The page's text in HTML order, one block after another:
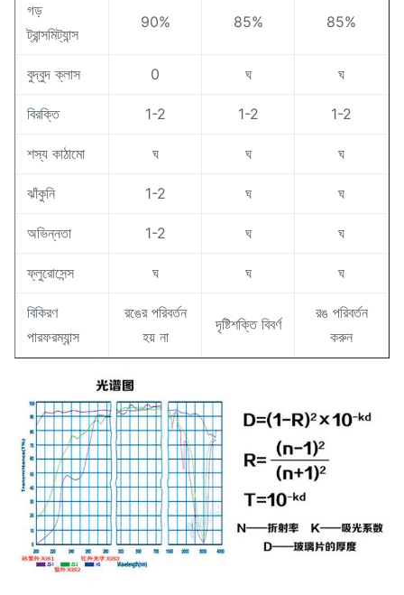
গড়
ট্রান্সমিট্যান্স
90% 85% 85%
বুদ্বুদ ক্লাস 0 ঘ ঘ
বিরক্তি 1-2 1-2 1-2
শস্য কাঠামো ঘ ঘ ঘ
ঝাঁকুনি 1-2 ঘ ঘ
অভিন্নতা 1-2 ঘ ঘ
ফ্লুরোসেন্স ঘ ঘ ঘ
বিকিরণ
পারফরম্যান্স
রঙের পরিবর্তন
হয় না
দৃষ্টিশক্তি বিবর্ণ
রঙ পরিবর্তন
করুন